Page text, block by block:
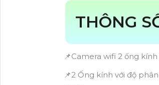
THÔNG
📌Camera wifi 2 ống
📌2 Ống kính với độ